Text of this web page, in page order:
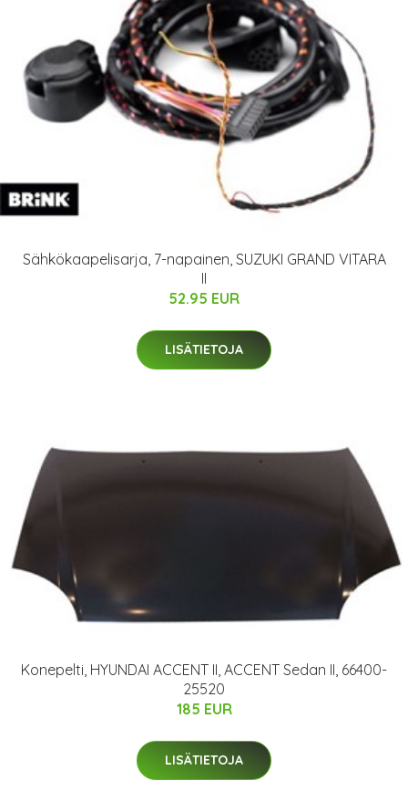
Sähkökaapelisarja, 7-napainen, SUZUKI GRAND VITARA
II
52.95 EUR
LISÄTIETOJA
Konepelti, HYUNDAI ACCENT II, ACCENT Sedan II, 66400-
25520
185 EUR
LISÄTIETOJA